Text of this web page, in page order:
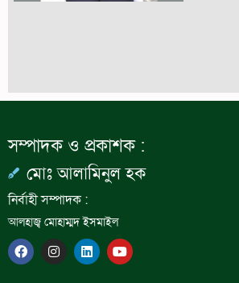
সম্পাদক ও প্রকাশক :
মোঃ আলামিনুল হক
নির্বাহী সম্পাদক :
আলহাজ্ব মোহাম্মদ ইসমাইল
F
a
c
I
n
s
L
i
n
Y
o
u